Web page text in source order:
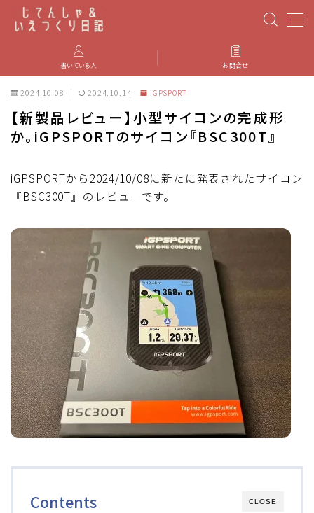
PBP(Paris-Brest-Paris)
エベレスティング
パーツのインプレ・カスタマイズ
カステリ
ブルベ装備
ディスクブレーキ
Di2関連
ブルべレポート2025
書いている人 お問合せ
2024.10.08 2024.10.14 iGPSPORT
【新製品レビュー】小型サイコンの完成形
か。iGPSPORTのサイコン『BSC300T』
iGPSPORTから2024/10/08に新たに発表されたサイコン
『BSC300T』のレビューです。
CLOSE
Contents